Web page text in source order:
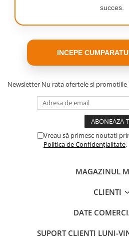
succes.
INCEPE
Newsletter Nu rata ofertele si promotiile
Vreau să primesc noutati
Politica de Confidențialitate.
MAGAZINUL
CLIENTI
DATE
SUPORT CLIENTI LUNI-